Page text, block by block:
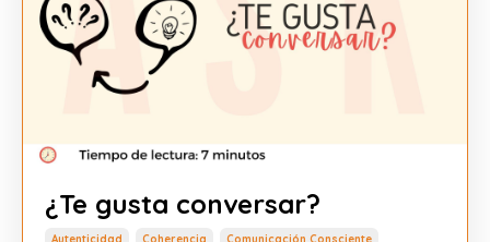
¿Te gusta conversar?